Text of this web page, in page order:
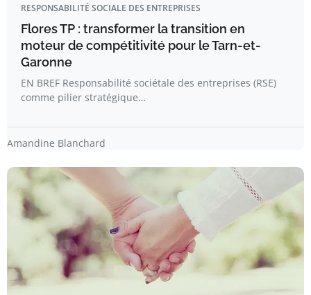
RESPONSABILITÉ SOCIALE DES ENTREPRISES
Flores TP : transformer la transition en
moteur de compétitivité pour le Tarn-et-
Garonne
EN BREF Responsabilité sociétale des entreprises (RSE)
comme pilier stratégique…
Amandine Blanchard